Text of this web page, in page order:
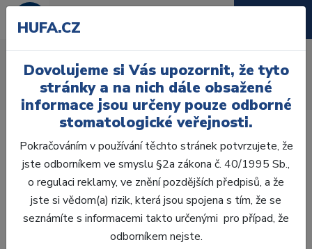
Úvod Zuby
AcryRock
AcryRock frontální H 6 ks S62, C2
HUFA.CZ
Dovolujeme si Vás upozornit, že tyto
stránky a na nich dále obsažené
informace jsou určeny pouze odborné
stomatologické veřejnosti.
Pokračováním v používání těchto stránek potvrzujete, že
jste odborníkem ve smyslu §2a zákona č. 40/1995 Sb.,
o regulaci reklamy, ve znění pozdějších předpisů, a že
jste si vědom(a) rizik, která jsou spojena s tím, že se
seznámíte s informacemi takto určenými pro případ, že
odborníkem nejste.